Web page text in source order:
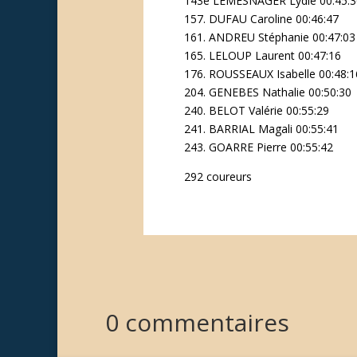
157. DUFAU Caroline 00:46:47
161. ANDREU Stéphanie 00:47:03
165. LELOUP Laurent 00:47:16
176. ROUSSEAUX Isabelle
204. GENEBES Nathalie 00:50:30
240. BELOT Valérie 00:55:29
241. BARRIAL Magali 00:55:41
243. GOARRE Pierre 00:55:42
292 coureurs
0 commentaires